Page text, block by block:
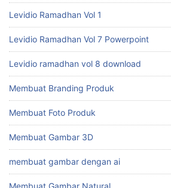
Levidio Ramadhan Vol 1
Levidio Ramadhan Vol 7 Powerpoint
Levidio ramadhan vol 8 download
Membuat Branding Produk
Membuat Foto Produk
Membuat Gambar 3D
membuat gambar dengan ai
Membuat Gambar Natural